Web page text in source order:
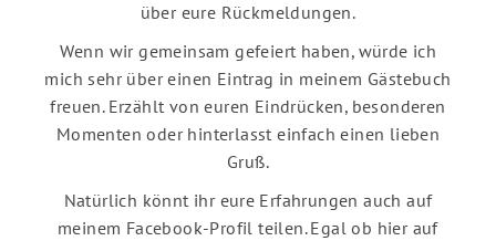
über eure Rückmeldungen.
Wenn wir gemeinsam gefeiert haben, würde ich
mich sehr über einen Eintrag in meinem Gästebuch
freuen. Erzählt von euren Eindrücken, besonderen
Momenten oder hinterlasst einfach einen lieben
Gruß.
Natürlich könnt ihr eure Erfahrungen auch auf
meinem Facebook-Profil teilen. Egal ob hier auf